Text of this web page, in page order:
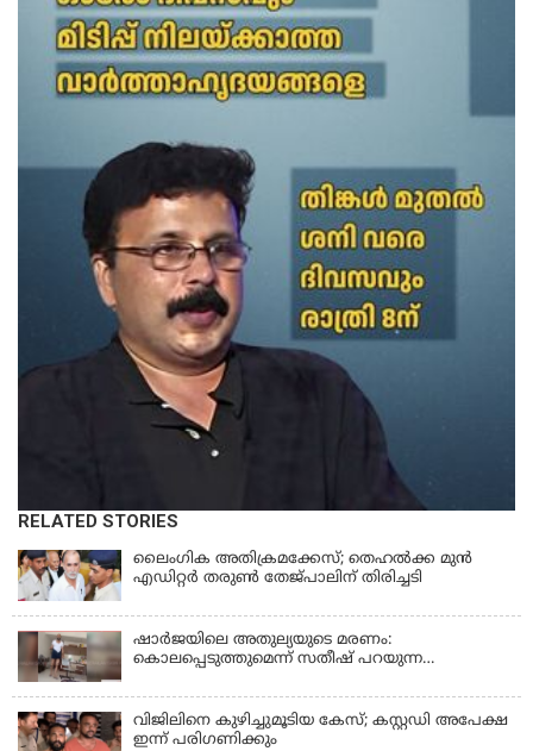
RELATED STORIES
ലൈംഗിക അതിക്രമക്കേസ്; തെഹല്‍ക്ക മുന്‍
എഡിറ്റര്‍ തരുൺ തേജ്പാലിന് തിരിച്ചടി
ഷാർജയിലെ അതുല്യയുടെ മരണം:
കൊലപ്പെടുത്തുമെന്ന് സതീഷ് പറയുന്ന
വിജിലിനെ കുഴിച്ചുമൂടിയ കേസ്; കസ്റ്റഡി അപേക്ഷ
ഇന്ന് പരിഗണിക്കും